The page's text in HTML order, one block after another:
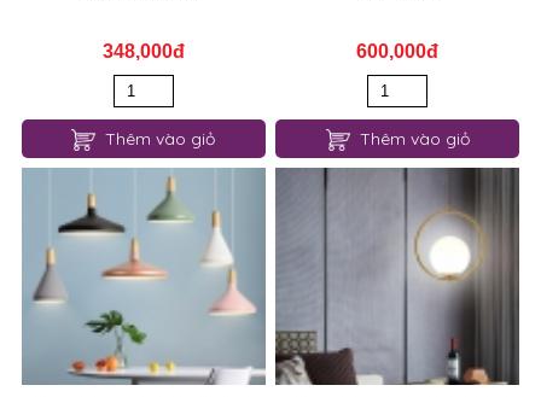
348,000đ
Thêm vào giỏ
600,000đ
Thêm vào giỏ